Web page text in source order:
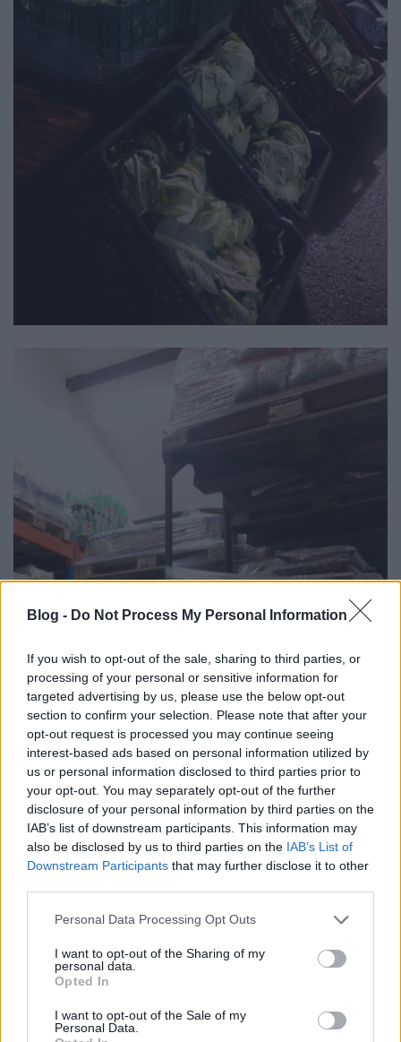
Blog - Do Not Process My Personal Information
If you wish to opt-out of the sale, sharing to third parties, or
processing of your personal or sensitive information for
targeted advertising by us, please use the below opt-out
section to confirm your selection. Please note that after your
opt-out request is processed you may continue seeing
interest-based ads based on personal information utilized by
us or personal information disclosed to third parties prior to
your opt-out. You may separately opt-out of the further
disclosure of your personal information by third parties on the
IAB’s list of downstream participants. This information may
also be disclosed by us to third parties on the IAB’s List of
Downstream Participants that may further disclose it to other
Please note that this website/app uses one or more Google
not limited to your visit or usage behaviour. You may click to
grant or deny consent to Google and its third-party tags to
use your data for below specified purposes in below Google
consent section.
Personal Data Processing Opt Outs
I want to opt-out of the Sharing of my
personal data.
Opted In
I want to opt-out of the Sale of my
Personal Data.